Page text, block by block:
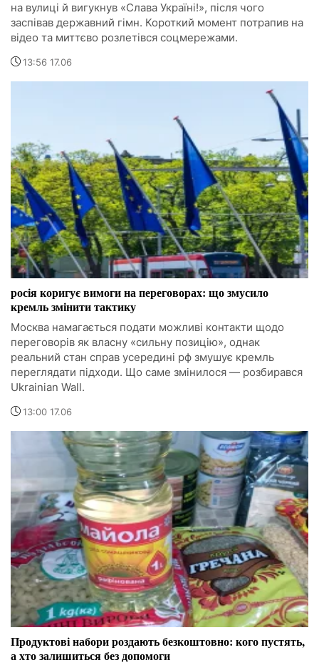
на вулиці й вигукнув «Слава Україні!», після чого
заспівав державний гімн. Короткий момент потрапив на
відео та миттєво розлетівся соцмережами.
13:56 17.06
росія коригує вимоги на переговорах: що змусило
кремль змінити тактику
Москва намагається подати можливі контакти щодо
переговорів як власну «сильну позицію», однак
реальний стан справ усередині рф змушує кремль
переглядати підходи. Що саме змінилося — розбирався
Ukrainian Wall.
13:00 17.06
Продуктові набори роздають безкоштовно: кого пустять,
а хто залишиться без допомоги